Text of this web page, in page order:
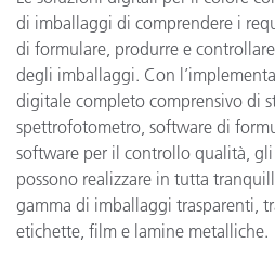
di imballaggi di comprendere i
di formulare, produrre e
degli imballaggi. Con
digitale completo comprensivo di
spettrofotometro, software di
software per il controllo qualità,
possono realizzare in tutta
gamma di imballaggi trasparenti,
etichette, film e lamine metalliche.